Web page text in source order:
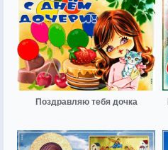
Поздравляю тебя дочка